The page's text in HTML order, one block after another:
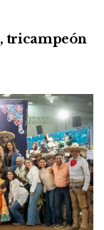
tricampeón